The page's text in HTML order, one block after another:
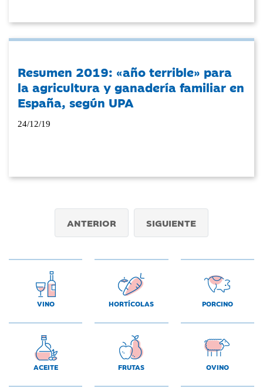
Resumen 2019: «año terrible» para
la agricultura y ganadería familiar en
España, según UPA
24/12/19
ANTERIOR SIGUIENTE
VINO HORTÍCOLAS PORCINO
ACEITE FRUTAS OVINO